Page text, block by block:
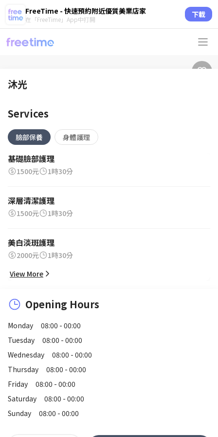
FreeTime - 快速預約附近優質美業店家
在「FreeTime」App中打開 下載
沐光
Services
臉部保養 身體護理
基礎臉部護理
1500元 1時30分
深層清潔護理
1500元 1時30分
美白淡斑護理
2000元
1時30分
View More
Opening Hours
Monday
08:00 - 00:00
Tuesday
08:00 - 00:00
Wednesday
08:00 - 00:00
Thursday
08:00 - 00:00
Friday
08:00 - 00:00
Saturday
08:00 - 00:00
Sunday
08:00 - 00:00